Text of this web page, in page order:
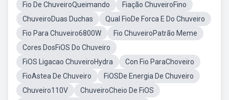
Fio De ChuveiroQueimando
Fiação ChuveiroFino
ChuveiroDuas Duchas
Qual FioDe Forca E Do Chuveiro
Fio Para Chuveiro6800W
Fio ChuveiroPatrão Meme
Cores DosFiOS Do Chuveiro
FiOS Ligacao ChuveiroHydra
Con Fio ParaChoveiro
FioAstea De Chuveiro
FiOSDe Energia De Chuveiro
Chuveiro110V
ChuveiroCheio De FiOS